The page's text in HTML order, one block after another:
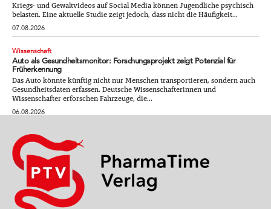
Kriegs- und Gewaltvideos auf Social Media können Jugendliche psychisch
belasten. Eine aktuelle Studie zeigt jedoch, dass nicht die Häufigkeit...
07.08.2026
Wissenschaft
Auto als Gesundheitsmonitor: Forschungsprojekt zeigt Potenzial für
Früherkennung
Das Auto könnte künftig nicht nur Menschen transportieren, sondern auch
Gesundheitsdaten erfassen. Deutsche Wissenschafterinnen und
Wissenschafter erforschen Fahrzeuge, die...
06.08.2026